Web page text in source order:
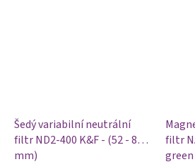
Šedý variabilní neutrální
filtr ND2-400 K&F - (52 - 82
mm)
filtr